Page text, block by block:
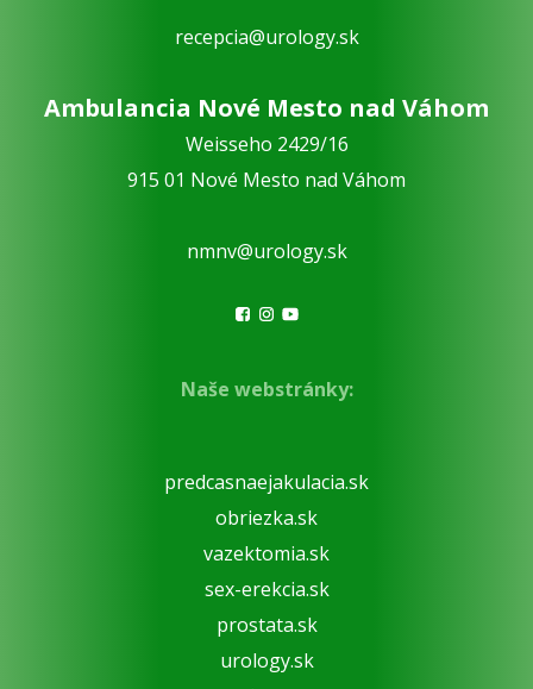
recepcia@urology.sk
Ambulancia Nové Mesto nad Váhom
Weisseho 2429/16
915 01 Nové Mesto nad Váhom
nmnv@urology.sk
Naše webstránky:
predcasnaejakulacia.sk
obriezka.sk
vazektomia.sk
sex-erekcia.sk
prostata.sk
urology.sk